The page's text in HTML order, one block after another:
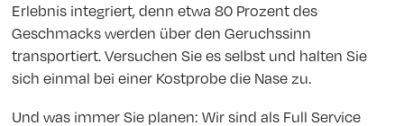
Erlebnis integriert, denn etwa 80 Prozent des
Geschmacks werden über den Geruchssinn
transportiert. Versuchen Sie es selbst und halten Sie
sich einmal bei einer Kostprobe die Nase zu.
Und was immer Sie planen: Wir sind als Full Service